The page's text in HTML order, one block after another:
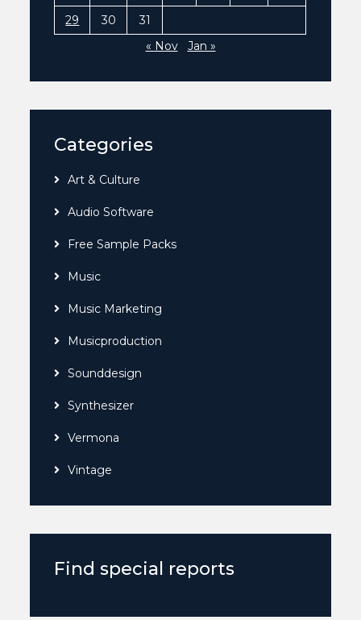
29
30
31
« Nov
Jan »
Categories
Art & Culture
Audio Software
Free Sample Packs
Music
Music Marketing
Musicproduction
Sounddesign
Synthesizer
Vermona
Vintage
Find special reports